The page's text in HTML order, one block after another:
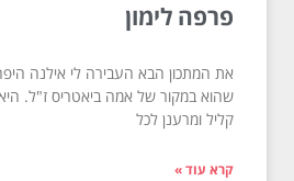
פרפה לימון
את המתכון הבא העבירה לי אילנה
שהוא במקור של אמה ביאטריס ז"ל. היא
קליל ומרענן לכל
קרא עוד »